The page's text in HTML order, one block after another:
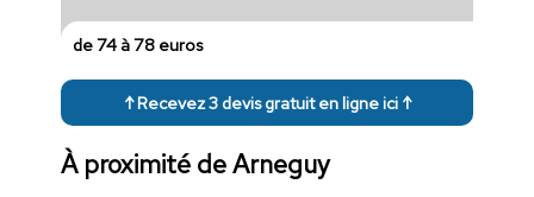
de 74 à 78 euros
↑ Recevez 3 devis gratuit en ligne ici ↑
À proximité de Arneguy